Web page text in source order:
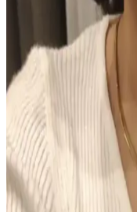
TUTUYA TEXTIL
Renkli Lif Seti
Alanları
TUTUYA TEXTIL'in el
yapısıyla çeşitli kullanım
memnuniyeti sağlayan
Hormonal Akne
Etkisi ve Kullanıcı
Spironolakton, hormonal
bezlerini düzenler.